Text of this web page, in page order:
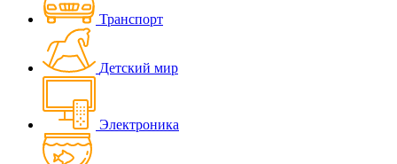
Транспорт
Детский мир
Электроника